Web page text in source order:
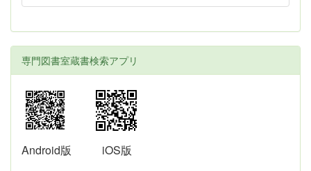
専門図書室蔵書検索アプリ
Android版 iOS版